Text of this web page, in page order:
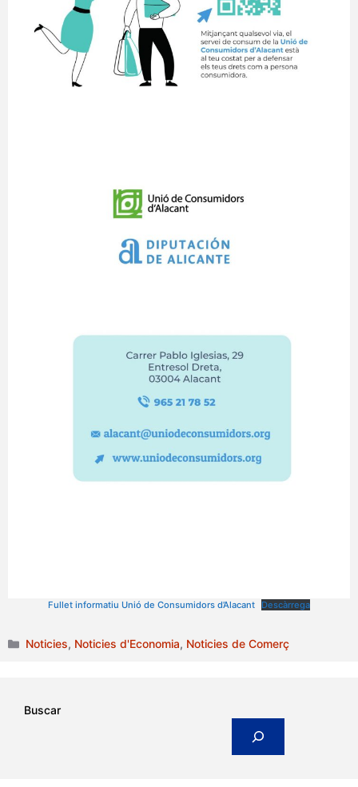
Fullet informatiu Unió de Consumidors d’Alacant Descàrrega
Categories
Noticies, Noticies d'Economia, Noticies de Comerç
Buscar